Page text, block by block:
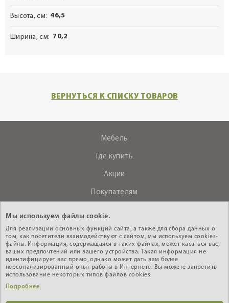
Высота, см 46,5
Ширина, см 70,2
ВЕРНУТЬСЯ К СПИСКУ ТОВАРОВ
Мебель
Где купить
Акции
Покупателям
Контакты
+375 (29) 610-44-33
Интернет - магазин
Мы используем файлы cookie.
Для реализации основных функций сайта, а также для сбора данных о
том, как посетители взаимодействуют с сайтом, мы используем cookies-
файлы. Информация, содержащаяся в таких файлах, может касаться вас,
ваших предпочтений или вашего устройства. Такая информация не
идентифицирует вас прямо, однако может дать вам более
персонализированный опыт работы в Интернете. Вы можете запретить
использование некоторых типов файлов cookies.
Подробнее